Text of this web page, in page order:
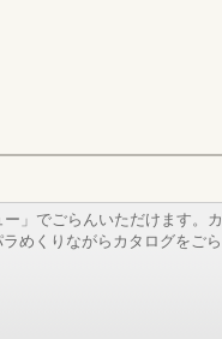
」でごらんいただけます。カ
めくりながらカタログをごら